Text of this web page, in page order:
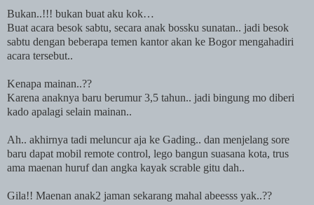
Bukan..!!! bukan buat aku kok…
Buat acara besok sabtu, secara anak bossku sunatan.. jadi besok
sabtu dengan beberapa temen kantor akan ke Bogormengahadiri
acara tersebut..
Kenapa mainan..??
Karena anaknya baru berumur 3,5 tahun.. jadi bingung mo diberi
kado apalagi selain mainan..
Ah.. akhirnya tadi meluncur aja ke Gading.. dan menjelang sore
baru dapat mobil remote control, lego bangun suasana kota, trus
ama maenan huruf dan angka kayak scrable gitu dah..
Gila!! Maenan anak2 jaman sekarang mahal abeesss yak..??